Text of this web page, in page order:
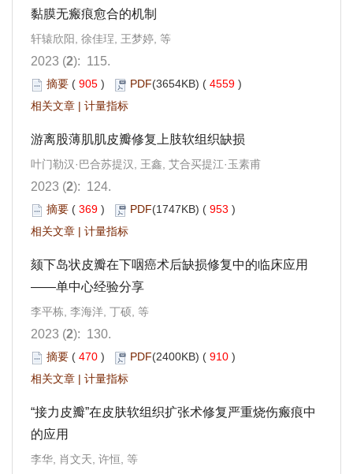
黏膜无瘢痕愈合的机制
轩辕欣阳, 徐佳珵, 王梦婷, 等
2023 (2): 115.
摘要 ( 905 ) PDF(3654KB) ( 4559 )
相关文章 | 计量指标
游离股薄肌肌皮瓣修复上肢软组织缺损
叶门勒汉·巴合苏提汉, 王鑫, 艾合买提江·玉素甫
2023 (2): 124.
摘要 ( 369 ) PDF(1747KB) ( 953 )
相关文章 | 计量指标
颏下岛状皮瓣在下咽癌术后缺损修复中的临床应用
——单中心经验分享
李平栋, 李海洋, 丁硕, 等
2023 (2): 130.
摘要 ( 470 ) PDF(2400KB) ( 910 )
相关文章 | 计量指标
“接力皮瓣”在皮肤软组织扩张术修复严重烧伤瘢痕中
的应用
李华, 肖文天, 许恒, 等